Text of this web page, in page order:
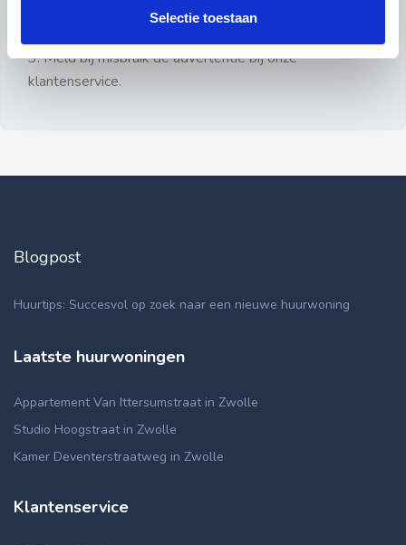
Selectie toestaan
3: Meld bij misbruik de advertentie bij onze
klantenservice.
Blogpost
Huurtips: Succesvol op zoek naar een nieuwe huurwoning
Laatste huurwoningen
Appartement Van Ittersumstraat in Zwolle
Studio Hoogstraat in Zwolle
Kamer Deventerstraatweg in Zwolle
Klantenservice